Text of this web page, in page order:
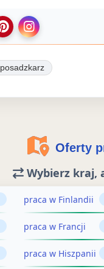
Z
a
p
s
r
t
ę
p
r
U
d
o
t
p
n
i
j
o
g
ł
o
s
posadzkarz
Oferty
Wybierz kraj,
praca w Finlandii
praca w Francji
praca w Hiszpanii